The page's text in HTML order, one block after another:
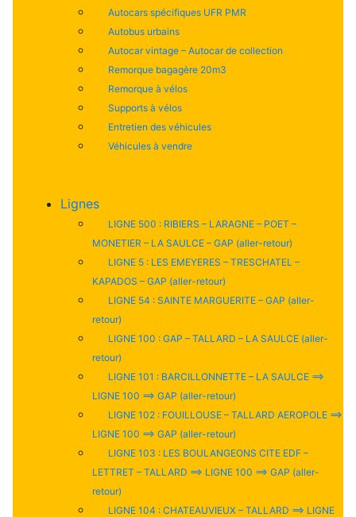
Autocars spécifiques UFR PMR
Autobus urbains
Autocar vintage – Autocar de collection
Remorque bagagère 20m3
Remorque à vélos
Supports à vélos
Entretien des véhicules
Véhicules à vendre
Lignes
LIGNE 500 : RIBIERS – LARAGNE – POET –
MONETIER – LA SAULCE – GAP (aller-retour)
LIGNE 5 : LES EMEYERES – TRESCHATEL –
KAPADOS – GAP (aller-retour)
LIGNE 54 : SAINTE MARGUERITE – GAP (aller-
retour)
LIGNE 100 : GAP – TALLARD – LA SAULCE (aller-
retour)
LIGNE 101 : BARCILLONNETTE – LA SAULCE ==>
LIGNE 100 ==> GAP (aller-retour)
LIGNE 102 : FOUILLOUSE – TALLARD AEROPOLE ==>
LIGNE 100 ==> GAP (aller-retour)
LIGNE 103 : LES BOULANGEONS CITE EDF –
LETTRET – TALLARD ==> LIGNE 100 ==> GAP (aller-
retour)
LIGNE 104 : CHATEAUVIEUX – TALLARD ==> LIGNE